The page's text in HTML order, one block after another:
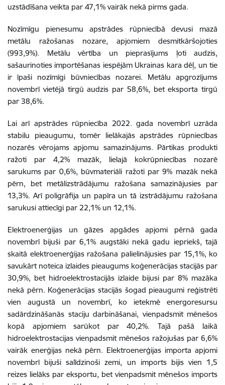
uzstādīšana veikta par 47,1% vairāk nekā pirms gada.
Nozīmīgu pienesumu apstrādes rūpniecībā devusi mazā
metālu ražošanas nozare, apjomiem desmitkāršojoties
(993,9%). Metālu vērtība un pieprasījums ļoti audzis,
sašaurinoties importēšanas iespējām Ukrainas kara dēļ, un tie
ir īpaši nozīmīgi būvniecības nozarei. Metālu apgrozījums
novembrī vietējā tirgū audzis par 58,6%, bet eksporta tirgū
par 38,6%.
Lai arī apstrādes rūpniecība 2022. gada novembrī uzrāda
stabilu pieaugumu, tomēr lielākajās apstrādes rūpniecības
nozarēs vērojams apjomu samazinājums. Pārtikas produkti
ražoti par 4,2% mazāk, lielajā kokrūpniecības nozarē
sarukums par 0,6%, būvmateriāli ražoti par 9% mazāk nekā
pērn, bet metālizstrādājumu ražošana samazinājusies par
13,3%. Arī poligrāfija un papīra un tā izstrādājumu ražošana
sarukusi attiecīgi par 22,1% un 12,1%.
Elektroenerģijas un gāzes apgādes apjomi pērnā gada
novembrī bijuši par 6,1% augstāki nekā gadu iepriekš, tajā
skaitā elektroenerģijas ražošana palielinājusies par 15,1%, ko
savukārt noteica izlaides pieaugums koģenerācijas stacijās par
30,9%, bet hidroelektrostacijās izlaide bijusi par 8% mazāka
nekā pērn. Koģenerācijas stacijās šogad pieaugumi reģistrēti
vien augustā un novembrī, ko ietekmē energoresursu
sadārdzināšanās staciju darbināšanai, vienpadsmit mēnešos
kopā apjomiem sarūkot par 40,2%. Tajā pašā laikā
hidroelektrostacijas vienpadsmit mēnešos ražojušas par 6,6%
vairāk enerģijas nekā pērn. Elektroenerģijas importa apjomi
novembrī bijuši salīdzinoši zemi, un imports bijis vien 1,5
reizes lielāks par eksportu, bet vienpadsmit mēnešos imports